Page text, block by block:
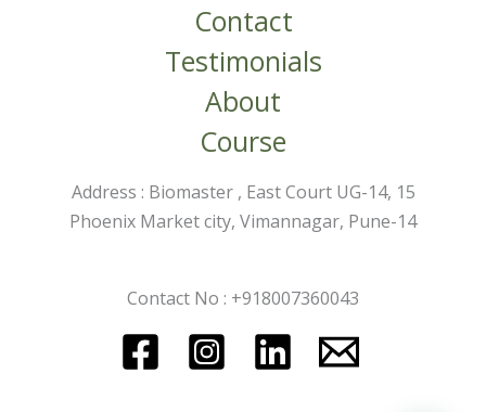
Contact
Testimonials
About
Course
Address : Biomaster , East Court UG-14, 15
Phoenix Market city, Vimannagar, Pune-14
Contact No : +918007360043